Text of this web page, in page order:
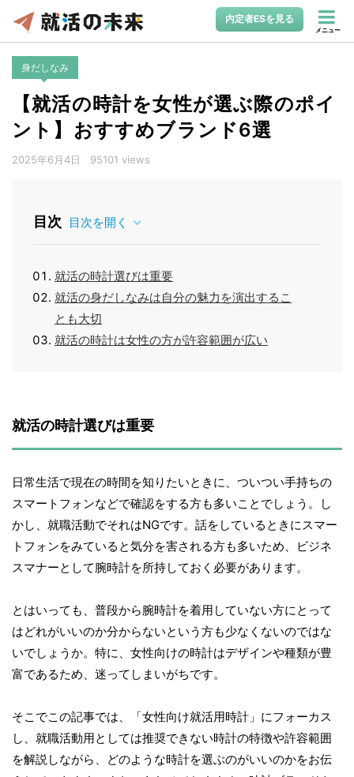
内定者ESを見る
メニュー
身だしなみ
【就活の時計を女性が選ぶ際のポイ
ント】おすすめブランド6選
2025年6月4日 95101 views
目次 目次を開く
就活の時計選びは重要
就活の身だしなみは自分の魅力を演出するこ
とも大切
就活の時計は女性の方が許容範囲が広い
就活の時計選びは重要
日常生活で現在の時間を知りたいときに、ついつい手持ちの
スマートフォンなどで確認をする方も多いことでしょう。し
かし、就職活動でそれはNGです。話をしているときにスマー
トフォンをみていると気分を害される方も多いため、ビジネ
スマナーとして腕時計を所持しておく必要があります。
とはいっても、普段から腕時計を着用していない方にとって
はどれがいいのか分からないという方も少なくないのではな
いでしょうか。特に、女性向けの時計はデザインや種類が豊
富であるため、迷ってしまいがちです。
そこでこの記事では、「女性向け就活用時計」にフォーカス
し、就職活動用としては推奨できない時計の特徴や許容範囲
を解説しながら、どのような時計を選ぶのがいいのかをお伝